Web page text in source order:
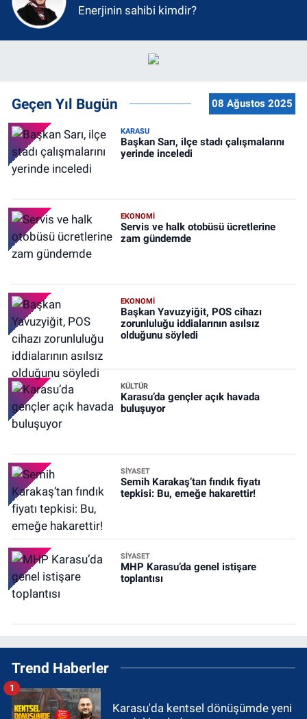
Enerjinin sahibi kimdir?
Geçen Yıl Bugün 08 Ağustos 2025
KARASU
Başkan Sarı, ilçe stadı çalışmalarını
yerinde inceledi
EKONOMİ
Servis ve halk otobüsü ücretlerine
zam gündemde
EKONOMİ
Başkan Yavuzyiğit, POS cihazı
zorunluluğu iddialarının asılsız
olduğunu söyledi
KÜLTÜR
Karasu’da gençler açık havada
buluşuyor
SİYASET
Semih Karakaş’tan fındık fiyatı
tepkisi: Bu, emeğe hakarettir!
SİYASET
MHP Karasu’da genel istişare
toplantısı
Trend Haberler
Karasu'da kentsel dönüşümde yeni
1